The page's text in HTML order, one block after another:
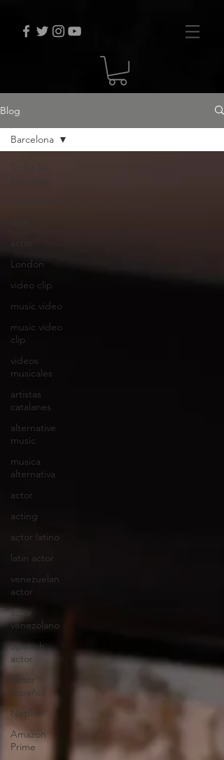
Blog
London
video clip
music video
music video
clip
videos
musicales
artistas
catalanes
alternative
music
musica
alternativa
actor
acting
actor latino
latin actor
venezuelan
actor
actor
venezolano
Spanish
actor
Actor
Español
Netflix
Amazon
Prime
Barcelona